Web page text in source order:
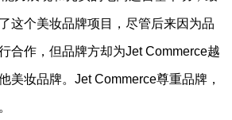
这个美妆品牌项目，尽管后来因为品
合作，但品牌方却为Jet Commerce越
美妆品牌。Jet Commerce尊重品牌，